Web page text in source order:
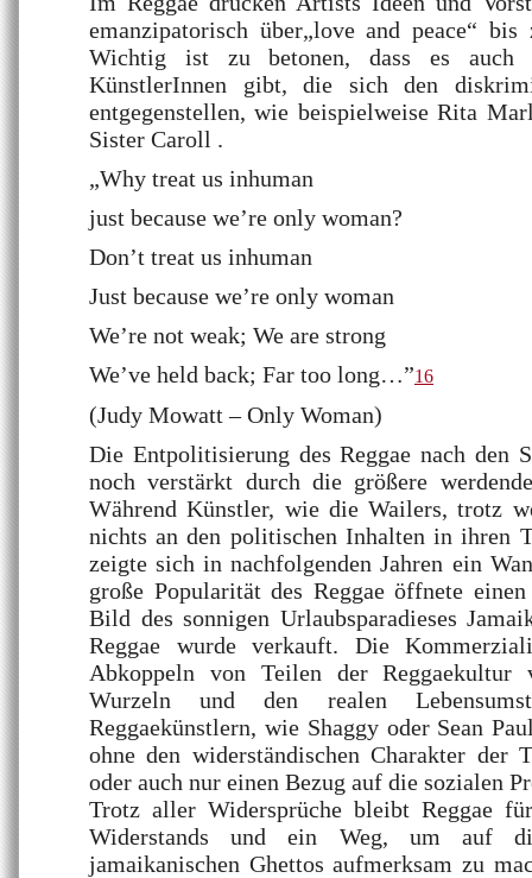
emanzipatorisch über„love and peace“
Wichtig ist zu betonen, dass es auch
KünstlerInnen gibt, die sich den
entgegenstellen, wie beispielweise Rita
Sister Caroll .
„Why treat us inhuman
just because we’re only woman?
Don’t treat us inhuman
Just because we’re only woman
We’re not weak; We are strong
We’ve held back; Far too long…”16
(Judy Mowatt – Only Woman)
Die Entpolitisierung des Reggae nach den
noch verstärkt durch die größere
Während Künstler, wie die Wailers, trotz
nichts an den politischen Inhalten in ihren
zeigte sich in nachfolgenden Jahren ein
große Popularität des Reggae öffnete
Bild des sonnigen Urlaubsparadieses
Reggae wurde verkauft. Die
Abkoppeln von Teilen der Reggaekultur
Wurzeln und den realen
Reggaekünstlern, wie Shaggy oder Sean
ohne den widerständischen Charakter der
oder auch nur einen Bezug auf die sozialen
Trotz aller Widersprüche bleibt Reggae
Widerstands und ein Weg, um auf
jamaikanischen Ghettos aufmerksam zu